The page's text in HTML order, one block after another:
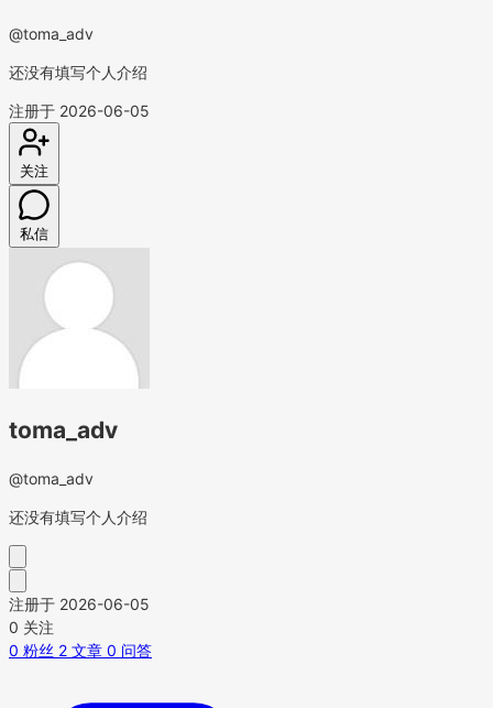
@toma_adv
还没有填写个人介绍
注册于 2026-06-05
关注
私信
toma_adv
@toma_adv
还没有填写个人介绍
注册于 2026-06-05
0 关注
0 粉丝 2 文章 0 问答